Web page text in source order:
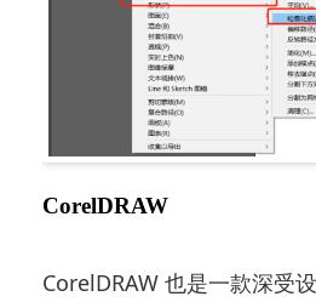
CorelDRAW
CorelDRAW 也是一款深受